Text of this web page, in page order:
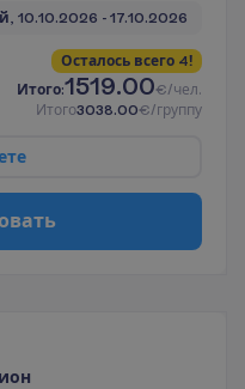
10.10.2026 - 17.10.2026
Осталось всего 4!
И того:1519.00€/чел.
Итого3038.00€/группу
те
вать